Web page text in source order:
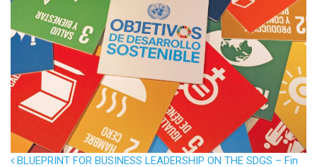
POST NAVIGATION
BLUEPRINT FOR BUSINESS LEADERSHIP ON THE SDGS – Fin